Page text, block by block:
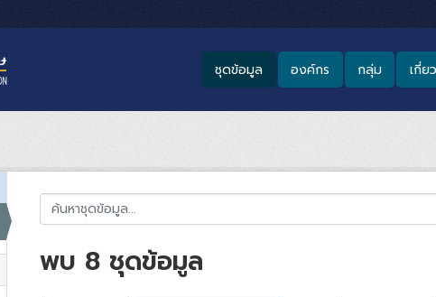
ชุดข้อมูล องค์กร กลุ่ม เกี่ย
พบ 8 ชุดข้อมูล